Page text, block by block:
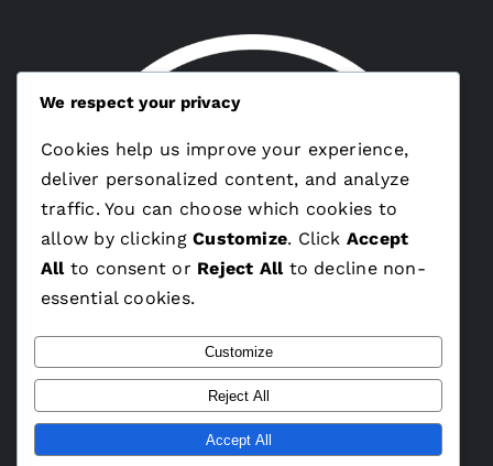
We respect your privacy
Cookies help us improve your experience,
deliver personalized content, and analyze
traffic. You can choose which cookies to
allow by clickingCustomize. Click Accept
Allto consent or Reject Allto decline non-
essential cookies.
Customize
Reject All
Accept All